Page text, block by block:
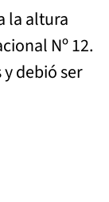
la altura
Nº 12.
debió ser